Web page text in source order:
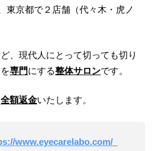
東京都で２店舗（代々木・虎ノ
、現代人にとって切っても切り
専門にする整体サロンです。
全額返金いたします。
www.eyecarelabo.com/